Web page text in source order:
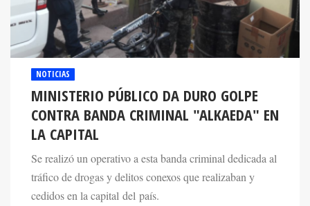
NOTICIAS
MINISTERIO PÚBLICO DA DURO GOLPE
CONTRA BANDA CRIMINAL "ALKAEDA" EN
LA CAPITAL
Se realizó un operativo a esta banda criminal dedicada al
tráfico de drogas y delitos conexos que realizaban y
cedidos en la capital del país.